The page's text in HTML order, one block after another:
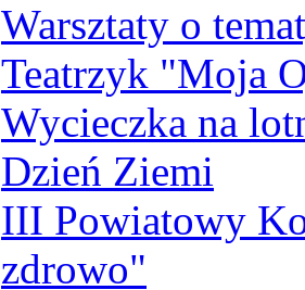
Warsztaty o
Teatrzyk "Moja
Wycieczka na
Dzień Ziemi
III Powiatowy
zdrowo"